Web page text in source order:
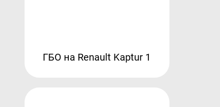
ГБО на Renault Kaptur 1